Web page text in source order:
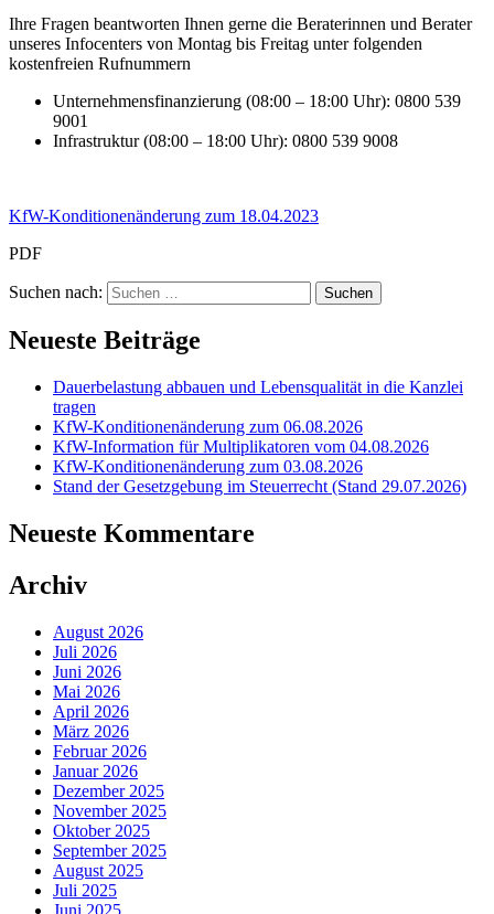
Ihre Fragen beantworten Ihnen gerne die Beraterinnen und Berater
unseres Infocenters von Montag bis Freitag unter folgenden
kostenfreien Rufnummern
Unternehmensfinanzierung (08:00 – 18:00 Uhr): 0800 539
9001
Infrastruktur (08:00 – 18:00 Uhr): 0800 539 9008
KfW-Konditionenänderung zum 18.04.2023
PDF
Suchen nach:
Neueste Beiträge
Dauerbelastung abbauen und Lebensqualität in die Kanzlei
tragen
KfW-Konditionenänderung zum 06.08.2026
KfW-Information für Multiplikatoren vom 04.08.2026
KfW-Konditionenänderung zum 03.08.2026
Stand der Gesetzgebung im Steuerrecht (Stand 29.07.2026)
Neueste Kommentare
Archiv
August 2026
Juli 2026
Juni 2026
Mai 2026
April 2026
März 2026
Februar 2026
Januar 2026
Dezember 2025
November 2025
Oktober 2025
September 2025
August 2025
Juli 2025
Juni 2025